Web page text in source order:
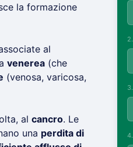
la formazione
al
venerea(che
(venosa, varicosa,
al cancro. Le
una perdita di